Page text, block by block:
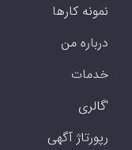
نمونه کارها
درباره من
خدمات
'گالری
رپورتاژ آگهی